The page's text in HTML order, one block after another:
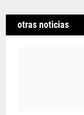
otras noticias